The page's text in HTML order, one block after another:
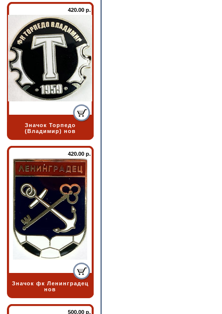
420.00 р.
Значок Торпедо
(Владимир) нов
420.00 р.
Значок фк Ленинградец
нов
500.00 р.